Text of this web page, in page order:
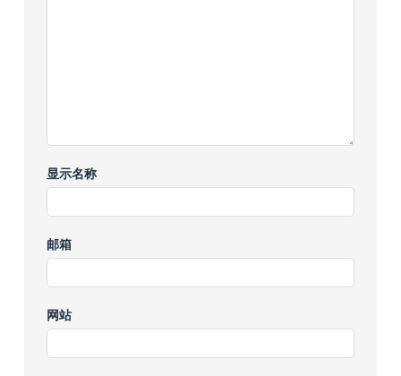
显示名称
邮箱
网站